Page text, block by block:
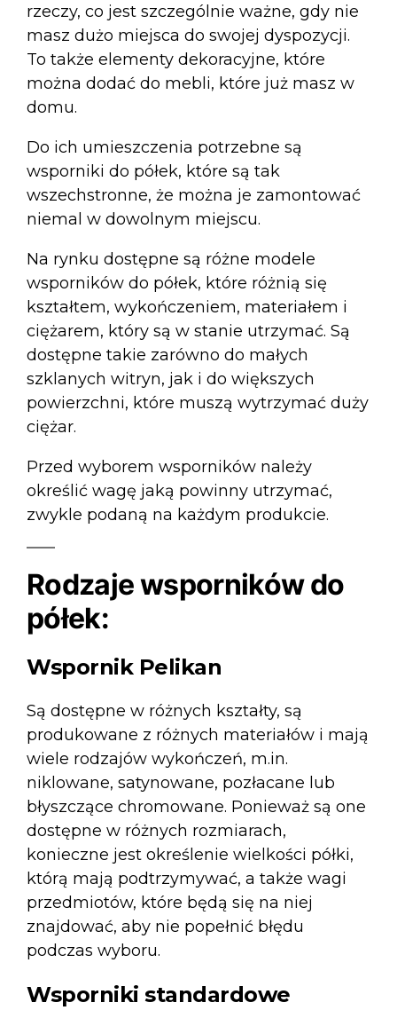
rzeczy, co jest szczególnie ważne, gdy nie
masz dużo miejsca do swojej dyspozycji.
To także elementy dekoracyjne, które
można dodać do mebli, które już masz w
domu.
Do ich umieszczenia potrzebne są
wsporniki do półek, które są tak
wszechstronne, że można je zamontować
niemal w dowolnym miejscu.
Na rynku dostępne są różne modele
wsporników do półek, które różnią się
kształtem, wykończeniem, materiałem i
ciężarem, który są w stanie utrzymać. Są
dostępne takie zarówno do małych
szklanych witryn, jak i do większych
powierzchni, które muszą wytrzymać duży
ciężar.
Przed wyborem wsporników należy
określić wagę jaką powinny utrzymać,
zwykle podaną na każdym produkcie.
Rodzaje wsporników do
półek:
Wspornik Pelikan
Są dostępne w różnych kształty, są
produkowane z różnych materiałów i mają
wiele rodzajów wykończeń, m.in.
niklowane, satynowane, pozłacane lub
błyszczące chromowane. Ponieważ są one
dostępne w różnych rozmiarach,
konieczne jest określenie wielkości półki,
którą mają podtrzymywać, a także wagi
przedmiotów, które będą się na niej
znajdować, aby nie popełnić błędu
podczas wyboru.
Wsporniki standardowe